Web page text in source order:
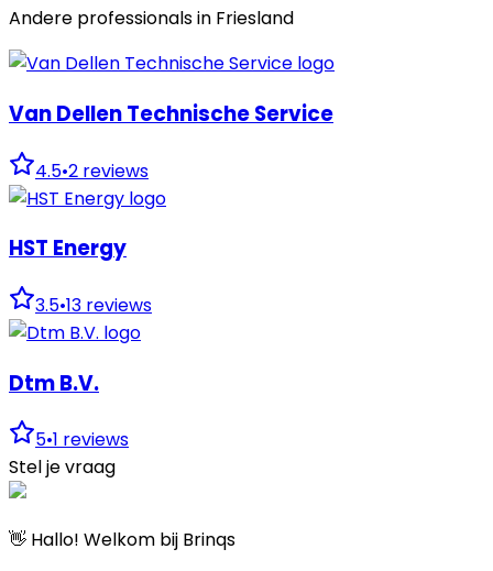
Andere professionals in Friesland
Van Dellen Technische Service
4.5•2 reviews
HST Energy
3.5•13 reviews
Dtm B.V.
5•1 reviews
Stel je vraag
👋 Hallo! Welkom bij Brinqs